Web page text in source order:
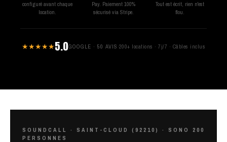
configuré avant chaque
location.
Pay. Paiement 100%
sécurisé via Stripe.
Tout est écrit, rien n'est
flou.
★★★★★5.0GOOGLE · 50 AVIS ·200+ locations · 7j/7 · Câbles inclus
SOUNDCALL · SAINT-CLOUD (92210) · SONO 200
PERSONNES